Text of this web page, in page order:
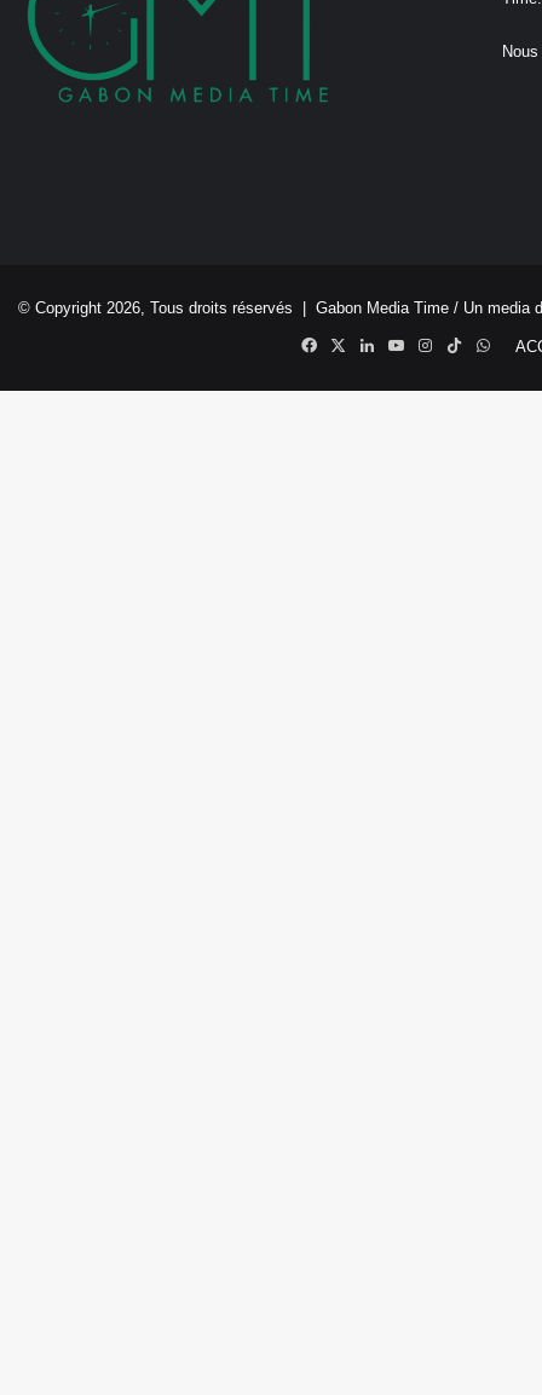
© Copyright 2026, Tous droits réservés | Gabon Media Time / Un media
Facebook
X LinkedinYouTubeInstagram
TikTok